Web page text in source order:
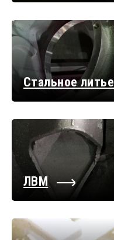
Стальное литье
ЛВМ